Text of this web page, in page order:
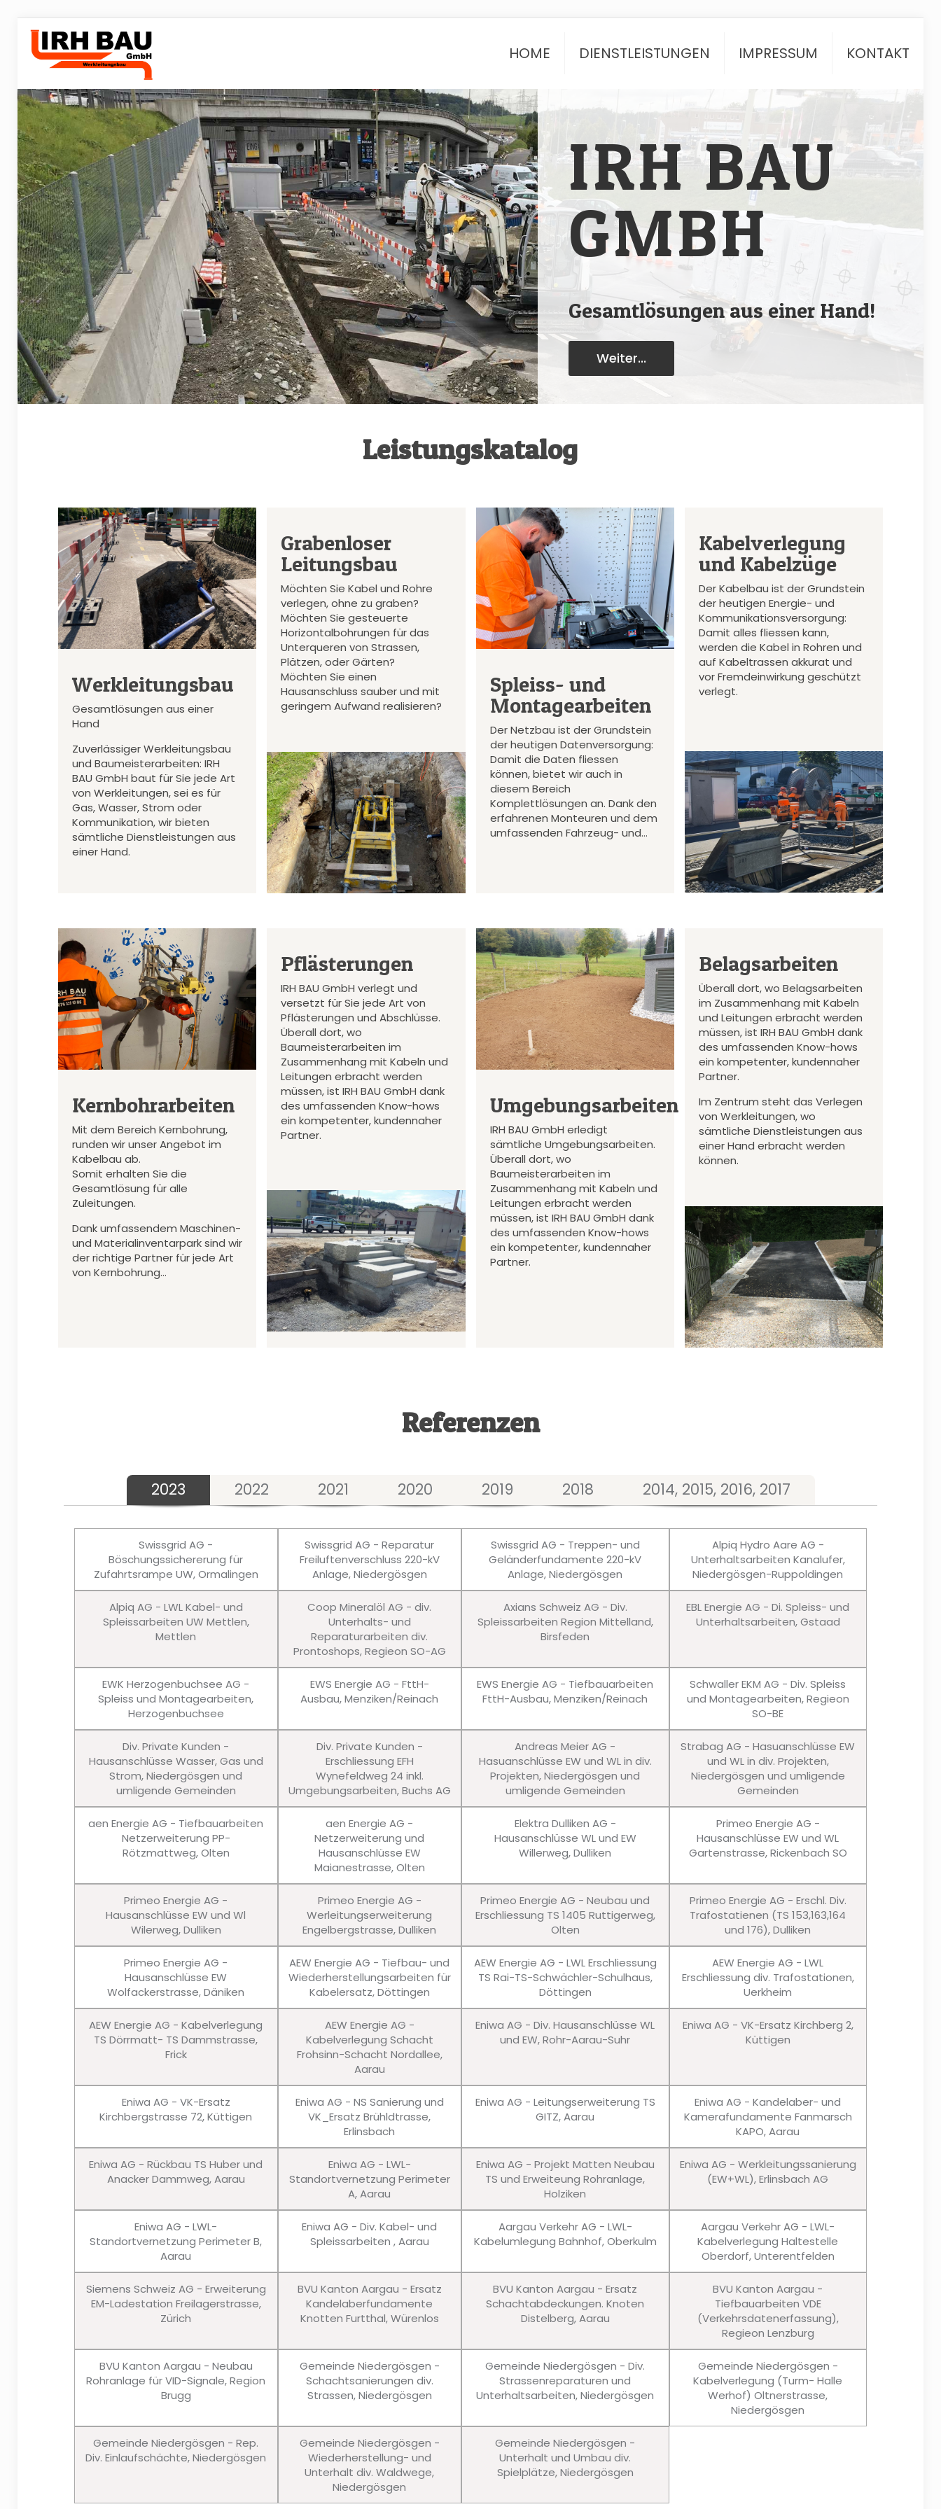
HOME DIENSTLEISTUNGEN IMPRESSUM KONTAKT
IRH BAU
GMBH
Gesamtlösungen aus einer Hand!
Weiter...
Leistungskatalog
Werkleitungsbau
Gesamtlösungen aus einer
Hand
Zuverlässiger Werkleitungsbau
und Baumeisterarbeiten: IRH
BAU GmbH baut für Sie jede Art
von Werkleitungen, sei es für
Gas, Wasser, Strom oder
Kommunikation, wir bieten
sämtliche Dienstleistungen aus
einer Hand.
Grabenloser
Leitungsbau
Möchten Sie Kabel und Rohre
verlegen, ohne zu graben?
Möchten Sie gesteuerte
Horizontalbohrungen für das
Unterqueren von Strassen,
Plätzen, oder Gärten?
Möchten Sie einen
Hausanschluss sauber und mit
geringem Aufwand realisieren?
Spleiss- und
Montagearbeiten
Der Netzbau ist der Grundstein
der heutigen Datenversorgung:
Damit die Daten fliessen
können, bietet wir auch in
diesem Bereich
Komplettlösungen an. Dank den
erfahrenen Monteuren und dem
umfassenden Fahrzeug- und…
Kabelverlegung
und Kabelzüge
Der Kabelbau ist der Grundstein
der heutigen Energie- und
Kommunikationsversorgung:
Damit alles fliessen kann,
werden die Kabel in Rohren und
auf Kabeltrassen akkurat und
vor Fremdeinwirkung geschützt
verlegt.
Kernbohrarbeiten
Mit dem Bereich Kernbohrung,
runden wir unser Angebot im
Kabelbau ab.
Somit erhalten Sie die
Gesamtlösung für alle
Zuleitungen.
Dank umfassendem Maschinen-
und Materialinventarpark sind wir
der richtige Partner für jede Art
von Kernbohrung…
Pflästerungen
IRH BAU GmbH verlegt und
versetzt für Sie jede Art von
Pflästerungen und Abschlüsse.
Überall dort, wo
Baumeisterarbeiten im
Zusammenhang mit Kabeln und
Leitungen erbracht werden
müssen, ist IRH BAU GmbH dank
des umfassenden Know-hows
ein kompetenter, kundennaher
Partner.
Umgebungsarbeiten
IRH BAU GmbH erledigt
sämtliche Umgebungsarbeiten.
Überall dort, wo
Baumeisterarbeiten im
Zusammenhang mit Kabeln und
Leitungen erbracht werden
müssen, ist IRH BAU GmbH dank
des umfassenden Know-hows
ein kompetenter, kundennaher
Partner.
Belagsarbeiten
Überall dort, wo Belagsarbeiten
im Zusammenhang mit Kabeln
und Leitungen erbracht werden
müssen, ist IRH BAU GmbH dank
des umfassenden Know-hows
ein kompetenter, kundennaher
Partner.
Im Zentrum steht das Verlegen
von Werkleitungen, wo
sämtliche Dienstleistungen aus
einer Hand erbracht werden
können.
Referenzen
2023 2022 2021 2020 2019 2018 2014, 2015, 2016, 2017
Swissgrid AG -
Böschungssichererung für
Zufahrtsrampe UW, Ormalingen
Swissgrid AG - Reparatur
Freiluftenverschluss 220-kV
Anlage, Niedergösgen
Swissgrid AG - Treppen- und
Geländerfundamente 220-kV
Anlage, Niedergösgen
Alpiq Hydro Aare AG -
Unterhaltsarbeiten Kanalufer,
Niedergösgen-Ruppoldingen
Alpiq AG - LWL Kabel- und
Spleissarbeiten UW Mettlen,
Mettlen
Coop Mineralöl AG - div.
Unterhalts- und
Reparaturarbeiten div.
Prontoshops, Regieon SO-AG
Axians Schweiz AG - Div.
Spleissarbeiten Region Mittelland,
Birsfeden
EBL Energie AG - Di. Spleiss- und
Unterhaltsarbeiten, Gstaad
EWK Herzogenbuchsee AG -
Spleiss und Montagearbeiten,
Herzogenbuchsee
EWS Energie AG - FttH-
Ausbau, Menziken/Reinach
EWS Energie AG - Tiefbauarbeiten
FttH-Ausbau, Menziken/Reinach
Schwaller EKM AG - Div. Spleiss
und Montagearbeiten, Regieon
SO-BE
Div. Private Kunden -
Hausanschlüsse Wasser, Gas und
Strom, Niedergösgen und
umligende Gemeinden
Div. Private Kunden -
Erschliessung EFH
Wynefeldweg 24 inkl.
Umgebungsarbeiten, Buchs AG
Andreas Meier AG -
Hasuanschlüsse EW und WL in div.
Projekten, Niedergösgen und
umligende Gemeinden
Strabag AG - Hasuanschlüsse EW
und WL in div. Projekten,
Niedergösgen und umligende
Gemeinden
aen Energie AG - Tiefbauarbeiten
Netzerweiterung PP-
Rötzmattweg, Olten
aen Energie AG -
Netzerweiterung und
Hausanschlüsse EW
Maianestrasse, Olten
Elektra Dulliken AG -
Hausanschlüsse WL und EW
Willerweg, Dulliken
Primeo Energie AG -
Hausanschlüsse EW und WL
Gartenstrasse, Rickenbach SO
Primeo Energie AG -
Hausanschlüsse EW und Wl
Wilerweg, Dulliken
Primeo Energie AG -
Werleitungserweiterung
Engelbergstrasse, Dulliken
Primeo Energie AG - Neubau und
Erschliessung TS 1405 Ruttigerweg,
Olten
Primeo Energie AG - Erschl. Div.
Trafostatienen (TS 153,163,164
und 176), Dulliken
Primeo Energie AG -
Hausanschlüsse EW
Wolfackerstrasse, Däniken
AEW Energie AG - Tiefbau- und
Wiederherstellungsarbeiten für
Kabelersatz, Döttingen
AEW Energie AG - LWL Erschliessung
TS Rai-TS-Schwächler-Schulhaus,
Döttingen
AEW Energie AG - LWL
Erschliessung div. Trafostationen,
Uerkheim
AEW Energie AG - Kabelverlegung
TS Dörrmatt- TS Dammstrasse,
Frick
AEW Energie AG -
Kabelverlegung Schacht
Frohsinn-Schacht Nordallee,
Aarau
Eniwa AG - Div. Hausanschlüsse WL
und EW, Rohr-Aarau-Suhr
Eniwa AG - VK-Ersatz Kirchberg 2,
Küttigen
Eniwa AG - VK-Ersatz
Kirchbergstrasse 72, Küttigen
Eniwa AG - NS Sanierung und
VK_Ersatz Brühldtrasse,
Erlinsbach
Eniwa AG - Leitungserweiterung TS
GITZ, Aarau
Eniwa AG - Kandelaber- und
Kamerafundamente Fanmarsch
KAPO, Aarau
Eniwa AG - Rückbau TS Huber und
Anacker Dammweg, Aarau
Eniwa AG - LWL-
Standortvernetzung Perimeter
A, Aarau
Eniwa AG - Projekt Matten Neubau
TS und Erweiteung Rohranlage,
Holziken
Eniwa AG - Werkleitungssanierung
(EW+WL), Erlinsbach AG
Eniwa AG - LWL-
Standortvernetzung Perimeter B,
Aarau
Eniwa AG - Div. Kabel- und
Spleissarbeiten , Aarau
Aargau Verkehr AG - LWL-
Kabelumlegung Bahnhof, Oberkulm
Aargau Verkehr AG - LWL-
Kabelverlegung Haltestelle
Oberdorf, Unterentfelden
Siemens Schweiz AG - Erweiterung
EM-Ladestation Freilagerstrasse,
Zürich
BVU Kanton Aargau - Ersatz
Kandelaberfundamente
Knotten Furtthal, Würenlos
BVU Kanton Aargau - Ersatz
Schachtabdeckungen. Knoten
Distelberg, Aarau
BVU Kanton Aargau -
Tiefbauarbeiten VDE
(Verkehrsdatenerfassung),
Regieon Lenzburg
BVU Kanton Aargau - Neubau
Rohranlage für VID-Signale, Region
Brugg
Gemeinde Niedergösgen -
Schachtsanierungen div.
Strassen, Niedergösgen
Gemeinde Niedergösgen - Div.
Strassenreparaturen und
Unterhaltsarbeiten, Niedergösgen
Gemeinde Niedergösgen -
Kabelverlegung (Turm- Halle
Werhof) Oltnerstrasse,
Niedergösgen
Gemeinde Niedergösgen - Rep.
Div. Einlaufschächte, Niedergösgen
Gemeinde Niedergösgen -
Wiederherstellung- und
Unterhalt div. Waldwege,
Niedergösgen
Gemeinde Niedergösgen -
Unterhalt und Umbau div.
Spielplätze, Niedergösgen